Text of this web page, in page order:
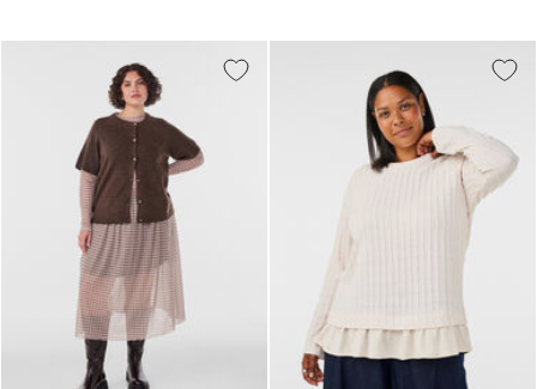
minimalistes aux pièces plus audacieuses, notre collection offre l'ajustement
parfait et la confiance nécessaire pour votre journée de travail. Découvrez
comment notre palette beige polyvalente peut vous aider à redéfinir votre garde-
robe professionnelle.